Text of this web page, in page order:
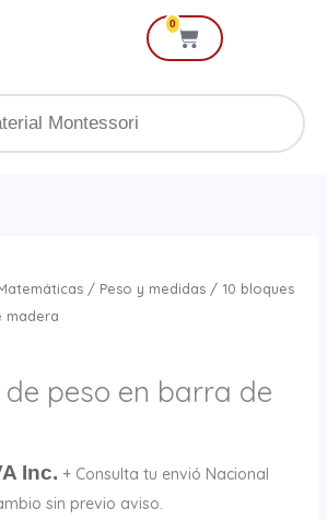
0
Cart
/ Peso y medidas/ 10 bloques
madera
de peso en barra de
Inc. + Consulta tu envió Nacional
sin previo aviso.